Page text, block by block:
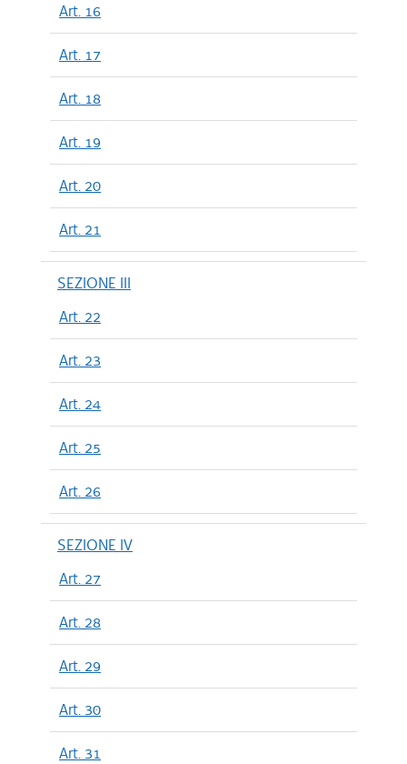
Art. 16
Art. 17
Art. 18
Art. 19
Art. 20
Art. 21
SEZIONE III
Art. 22
Art. 23
Art. 24
Art. 25
Art. 26
SEZIONE IV
Art. 27
Art. 28
Art. 29
Art. 30
Art. 31